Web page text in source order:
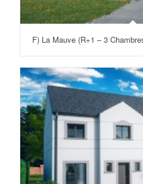
F) La Mauve (R+1 – 3